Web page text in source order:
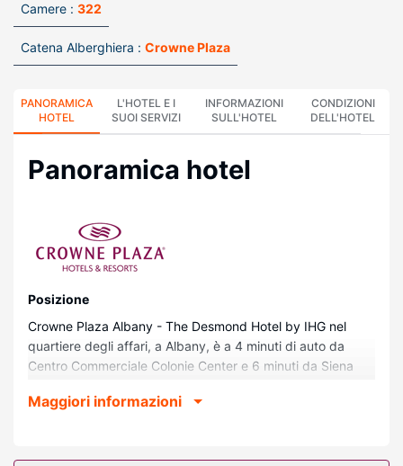
Camere : 322
Catena Alberghiera : Crowne Plaza
PANORAMICA
HOTEL
L'HOTEL E I
SUOI SERVIZI
INFORMAZIONI
SULL'HOTEL
CONDIZIONI
DELL'HOTEL
Panoramica hotel
Posizione
Crowne Plaza Albany - The Desmond Hotel by IHG nel
quartiere degli affari, a Albany, è a 4 minuti di auto da
Centro Commerciale Colonie Center e 6 minuti da Siena
8,4 km da University at Albany.
Soggiorna in una delle 322 camere della struttura,
Maggiori informazioni